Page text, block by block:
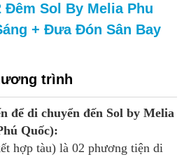
Đêm Sol By Melia Phu
+ Đưa Đón Sân Bay
trình
để di chuyển đến Sol by Melia
Quốc):
hợp tàu) là 02 phương tiện di